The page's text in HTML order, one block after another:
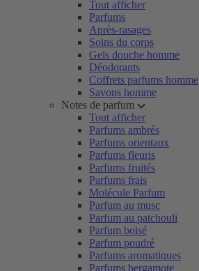
Tout afficher
Parfums
Après-rasages
Soins du corps
Gels douche homme
Déodorants
Coffrets parfums homme
Savons homme
Notes de parfum
Tout afficher
Parfums ambrés
Parfums orientaux
Parfums fleuris
Parfums fruités
Parfums frais
Molécule Parfum
Parfum au musc
Parfum au patchouli
Parfum boisé
Parfum poudré
Parfums aromatiques
Parfums bergamote